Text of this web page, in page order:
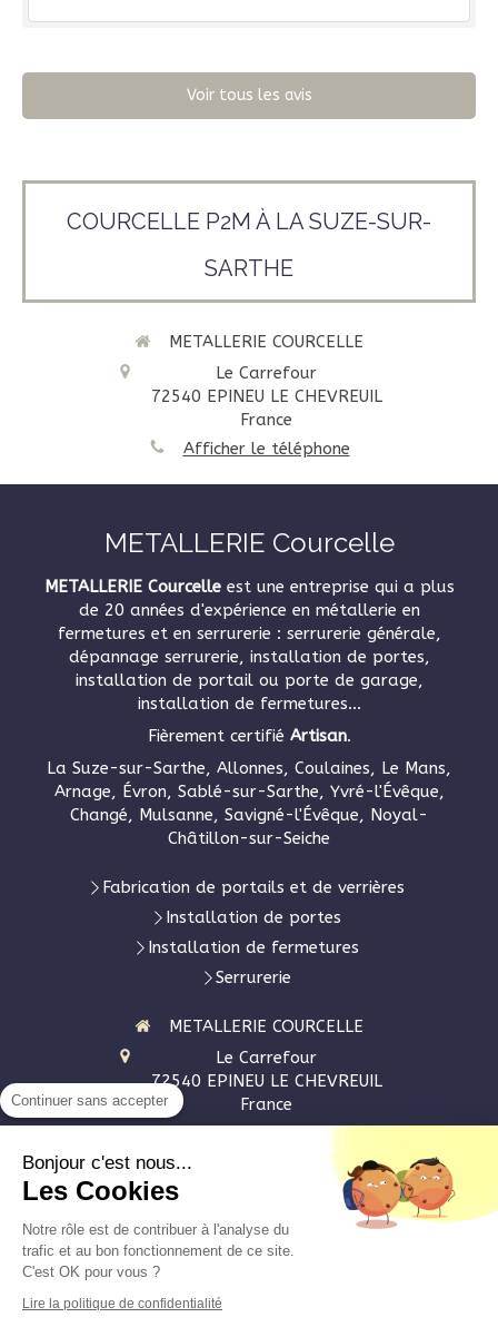
Voir tous les avis
COURCELLE P2M À LA SUZE-SUR-
SARTHE
METALLERIE COURCELLE
Le Carrefour
72540 EPINEU LE CHEVREUIL
France
Afficher le téléphone
METALLERIE Courcelle
METALLERIE Courcelleest une entreprise qui a plus
de 20 années d'expérience en métallerie en
fermetures et en serrurerie : serrurerie générale,
dépannage serrurerie, installation de portes,
installation de portail ou porte de garage,
installation de fermetures...
Fièrement certifié Artisan.
La Suze-sur-Sarthe, Allonnes, Coulaines, Le Mans,
Arnage, Évron, Sablé-sur-Sarthe, Yvré-l'Évêque,
Changé, Mulsanne, Savigné-l'Évêque, Noyal-
Châtillon-sur-Seiche
Fabrication de portails et de verrières
Installation de portes
Installation de fermetures
Serrurerie
METALLERIE COURCELLE
Le Carrefour
72540 EPINEU LE CHEVREUIL
France
Afficher le téléphone
Plan du site
Continuer sans accepter
Bonjour c'est nous...
Les Cookies
Notre rôle est de contribuer à l'analyse du
trafic et au bon fonctionnement de ce site.
C'est OK pour vous ?
Lire la politique de confidentialité